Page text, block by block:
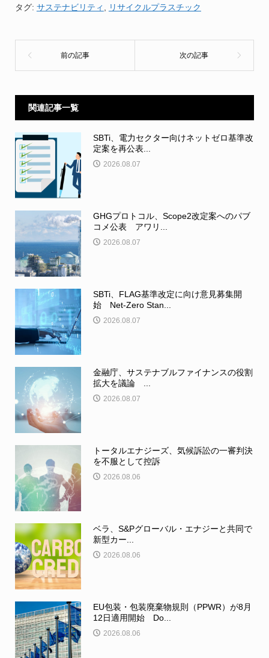
タグ: サステナビリティ リサイクルプラスチック
関連記事一覧
SBTi、電力セクター向けネットゼロ基準改
定案を再公表...
2026.08.07
GHGプロトコル、Scope2改定案へのパブ
コメ公表 アワリ...
2026.08.07
SBTi、FLAG基準改定に向け意見募集開
始 Net-Zero Stan...
2026.08.07
金融庁、サステナブルファイナンスの役割
拡大を議論 ...
2026.08.07
トータルエナジーズ、気候訴訟の一審判決
を不服として控訴
2026.08.06
ベラ、S&Pグローバル・エナジーと共同で
新型カー...
2026.08.06
EU包装・包装廃棄物規則（PPWR）が8月
12日適用開始 Do...
2026.08.06